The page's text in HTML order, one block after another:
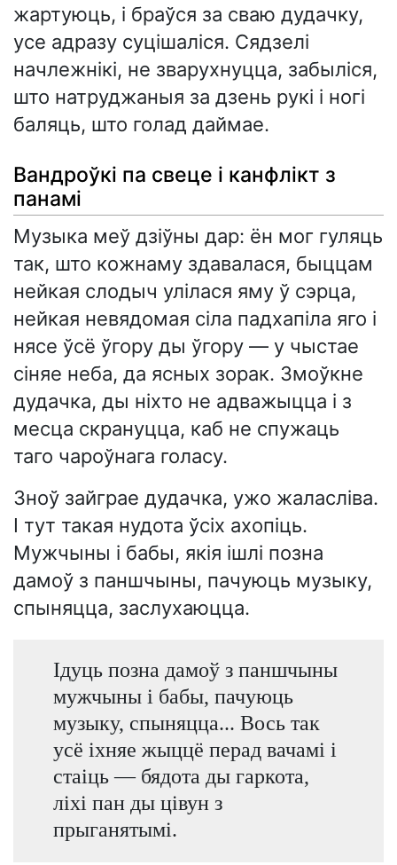
жартуюць, і браўся за сваю дудачку,
усе адразу суцішаліся. Сядзелі
начлежнікі, не зварухнуцца, забыліся,
што натруджаныя за дзень рукі і ногі
баляць, што голад даймае.
Вандроўкі па свеце і канфлікт з
панамі
Музыка меў дзіўны дар: ён мог гуляць
так, што кожнаму здавалася, быццам
нейкая слодыч улілася яму ў сэрца,
нейкая невядомая сіла падхапіла яго і
нясе ўсё ўгору ды ўгору — у чыстае
сіняе неба, да ясных зорак. Змоўкне
дудачка, ды ніхто не адважыцца і з
месца скрануцца, каб не спужаць
таго чароўнага голасу.
Зноў зайграе дудачка, ужо жаласліва.
І тут такая нудота ўсіх ахопіць.
Мужчыны і бабы, якія ішлі позна
дамоў з паншчыны, пачуюць музыку,
спыняцца, заслухаюцца.
Ідуць позна дамоў з паншчыны
мужчыны і бабы, пачуюць
музыку, спыняцца... Вось так
усё іхняе жыццё перад вачамі і
стаіць — бядота ды гаркота,
ліхі пан ды цівун з
прыганятымі.